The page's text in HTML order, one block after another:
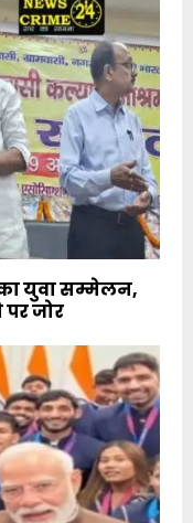
युवा सम्मेलन,
जोर